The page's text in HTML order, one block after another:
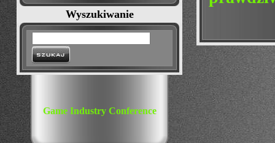
Wyszukiwanie
Game Industry Conference